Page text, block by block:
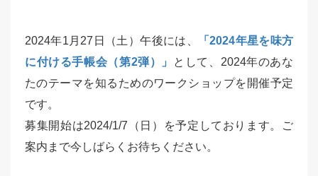
2024年1月27日（土）午後には、
「2024年星を味方
に付ける手帳会（第2弾）」
として、2024年のあな
たのテーマを知るためのワークショップを開催予定
です。
募集開始は2024/1/7（日）を予定しております。ご
案内まで今しばらくお待ちください。